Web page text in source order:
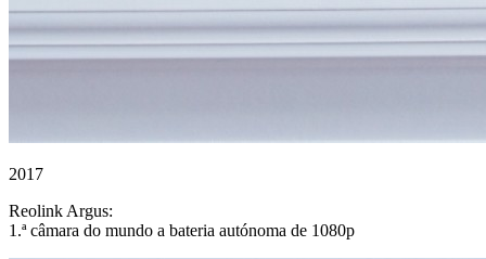
2017
Reolink Argus:
1.ª câmara do mundo a bateria autónoma de 1080p